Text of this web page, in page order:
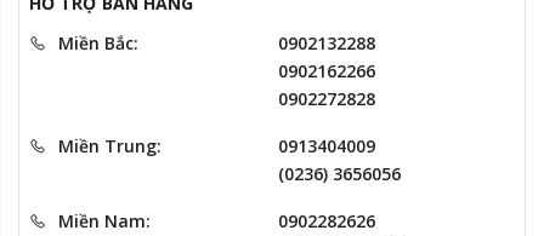
Miền Bắc:
0902132288
0902162266
0902272828
Miền Trung:
0913404009
(0236) 3656056
Miền Nam:
0902282626